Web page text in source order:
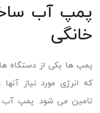
پمپ آب
خانگی
پمپ ها یکی از دستگاه
که انرژی مورد نیاز
تامین می شود. پمپ آب